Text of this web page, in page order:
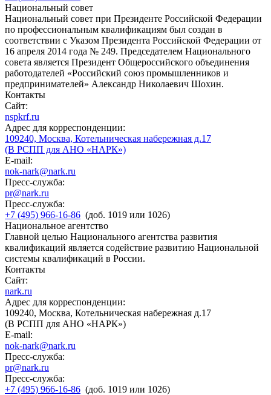
Национальный совет
Национальный совет при Президенте Российской Федерации
по профессиональным квалификациям был создан в
соответствии с Указом Президента Российской Федерации от
16 апреля 2014 года № 249. Председателем Национального
совета является Президент Общероссийского объединения
работодателей «Российский союз промышленников и
предпринимателей» Александр Николаевич Шохин.
Контакты
Сайт:
nspkrf.ru
Адрес для корреспонденции:
109240, Москва, Котельническая набережная д.17
(В РСПП для АНО «НАРК»)
E-mail:
nok-nark@nark.ru
Пресс-служба:
pr@nark.ru
Пресс-служба:
+7 (495) 966-16-86 (доб. 1019 или 1026)
Национальное агентство
Главной целью Национального агентства развития
квалификаций является содействие развитию Национальной
системы квалификаций в России.
Контакты
Сайт:
nark.ru
Адрес для корреспонденции:
109240, Москва, Котельническая набережная д.17
(В РСПП для АНО «НАРК»)
E-mail:
nok-nark@nark.ru
Пресс-служба:
pr@nark.ru
Пресс-служба:
+7 (495) 966-16-86 (доб. 1019 или 1026)